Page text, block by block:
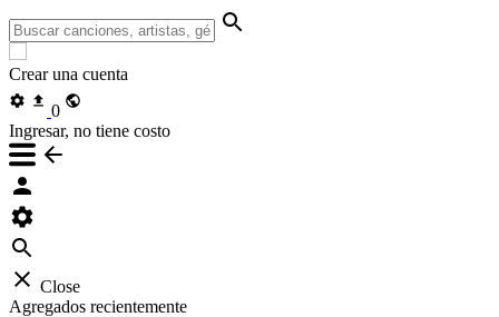
Crear una cuenta
0
Ingresar, no tiene costo
Close
Agregados recientemente